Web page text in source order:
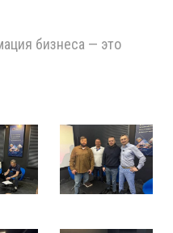
бизнеса — это